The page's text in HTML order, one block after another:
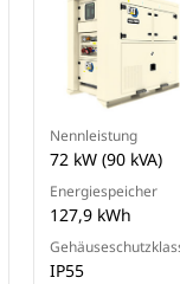
Nennleistung
72 kW (90 kVA)
Energiespeicher
127,9 kWh
IP55